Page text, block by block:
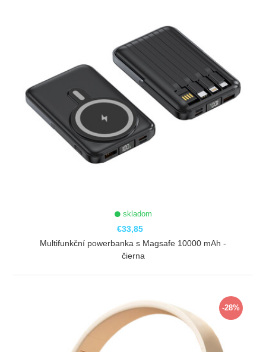
skladom
€33,85
Multifunkční powerbanka s Magsafe 10000 mAh -
čierna
-28%